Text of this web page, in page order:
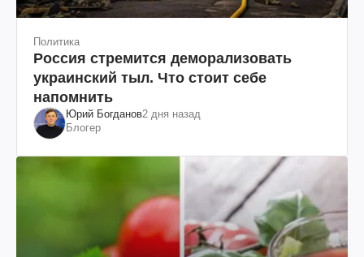
Политика
Россия стремится деморализовать
украинский тыл. Что стоит себе
напомнить
Юрий Богданов2 дня назад
Блогер